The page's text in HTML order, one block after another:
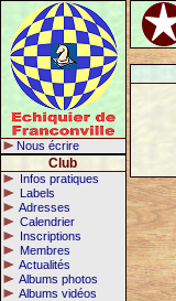
Nous écrire
Club
Infos pratiques
Labels
Adresses
Calendrier
Inscriptions
Membres
Actualités
Albums photos
Albums vidéos